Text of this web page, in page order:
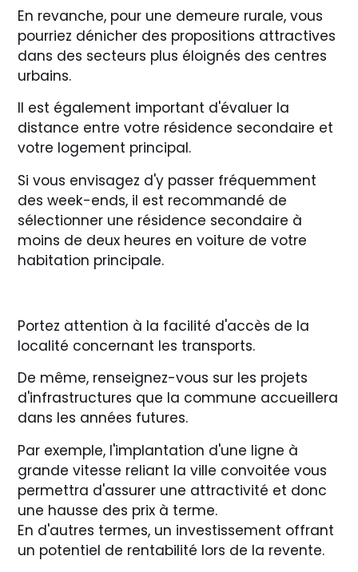
En revanche, pour une demeure rurale, vous
pourriez dénicher des propositions attractives
dans des secteurs plus éloignés des centres
urbains.
Il est également important d'évaluer la
distance entre votre résidence secondaire et
votre logement principal.
Si vous envisagez d'y passer fréquemment
des week-ends, il est recommandé de
sélectionner une résidence secondaire à
moins de deux heures en voiture de votre
habitation principale.
Portez attention à la facilité d'accès de la
localité concernant les transports.
De même, renseignez-vous sur les projets
d'infrastructures que la commune accueillera
dans les années futures.
Par exemple, l'implantation d'une ligne à
grande vitesse reliant la ville convoitée vous
permettra d'assurer une attractivité et donc
une hausse des prix à terme.
En d'autres termes, un investissement offrant
un potentiel de rentabilité lors de la revente.